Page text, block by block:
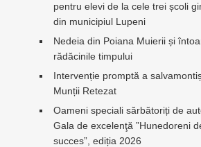
pentru elevi de la cele trei școli
din municipiul Lupeni
Nedeia din Poiana Muierii și
rădăcinile timpului
Intervenție promptă a
Munții Retezat
Oameni speciali sărbătoriți de
Gala de excelenţă ”Hunedoreni
succes”, ediția 2026